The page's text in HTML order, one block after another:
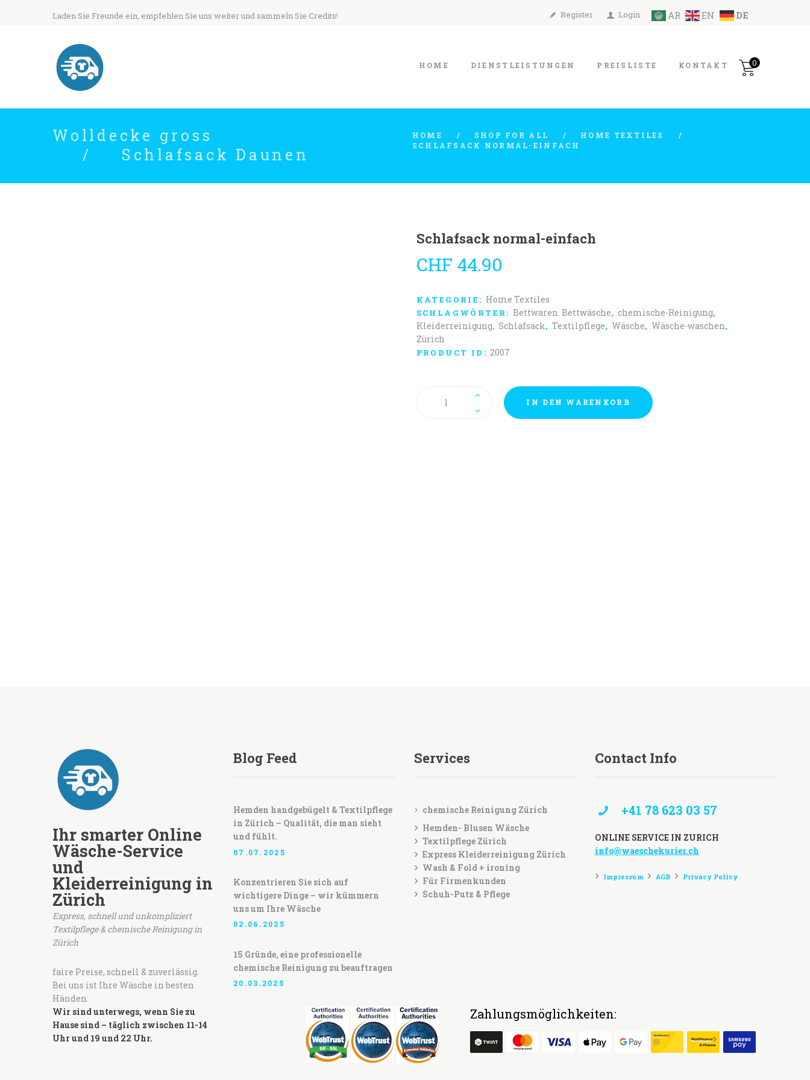
Laden Sie Freunde ein, empfehlen Sie uns weiter und sammeln Sie Credits! Register Login AR EN DE
HOME DIENSTLEISTUNGEN PREISLISTE KONTAKT 0
Wolldecke gross
Schlafsack Daunen
HOME SHOP FOR ALL
HOME TEXTILES
SCHLAFSACK NORMAL-EINFACH
Schlafsack normal-einfach
CHF 44.90
normal-
einfach IN DEN WARENKORB
KATEGORIE: Home Textiles
SCHLAGWÖRTER:Bettwaren. Bettwäsche, chemische-Reinigung,
Kleiderreinigung,Schlafsack,Textilpflege, Wäsche, Wäsche-waschen,
Zürich
PRODUCT ID: 2007
Ihr smarter Online
Wäsche-Service
und
Kleiderreinigung in
Zürich
Express, schnell und unkompliziert
Textilpflege & chemische Reinigung in
Zürich
faire Preise, schnell & zuverlässig.
Bei uns ist Ihre Wäsche in besten
Händen.
Wir sind unterwegs, wenn Sie zu
Hause sind – täglich zwischen 11-14
Uhr und 19 und 22 Uhr.
Blog Feed
Hemden handgebügelt & Textilpflege
in Zürich – Qualität, die man sieht
und fühlt.
07.07.2025
Konzentrieren Sie sich auf
wichtigere Dinge – wir kümmern
uns um Ihre Wäsche
02.06.2025
15 Gründe, eine professionelle
chemische Reinigung zu beauftragen
20.03.2025
Services
chemische Reinigung Zürich
Hemden- Blusen Wäsche
Textilpflege Zürich
Express Kleiderreinigung Zürich
Wash & Fold + ironing
Für Firmenkunden
Schuh-Putz & Pflege
Contact Info
+41 78 623 03 57
ONLINE SERVICE IN ZURICH
info@waeschekurier.ch
Impressum AGB Privacy Policy
Zahlungsmöglichkeiten: